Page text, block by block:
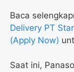
Baca
Delivery PT
(Apply Now)
Saat ini,